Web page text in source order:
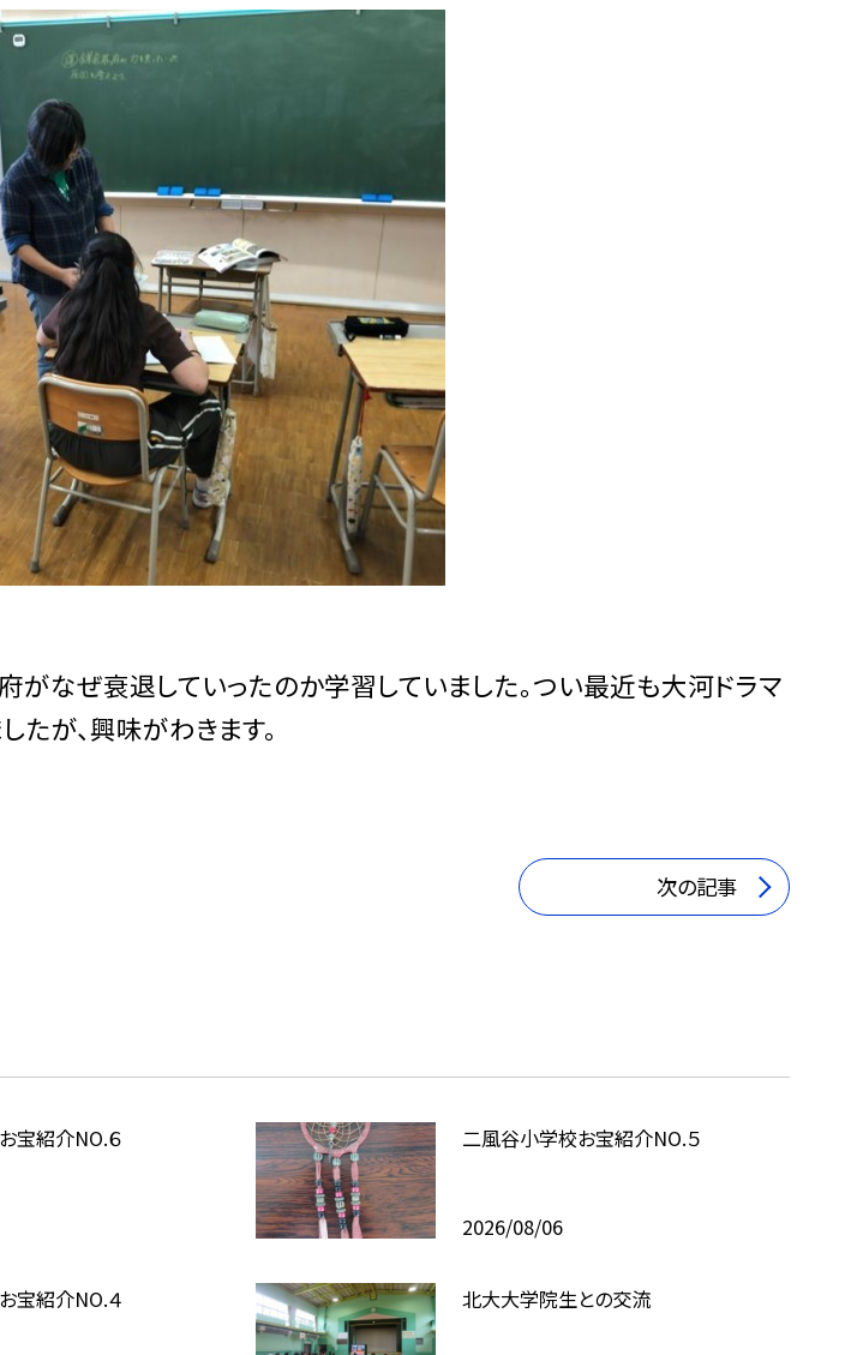
がなぜ衰退していったのか学習していました。つい最近も大河ドラマ
が、興味がわきます。
次の記事
宝紹介NO.６ 二風谷小学校お宝紹介NO.５
2026/08/06
宝紹介NO.４ 北大大学院生との交流